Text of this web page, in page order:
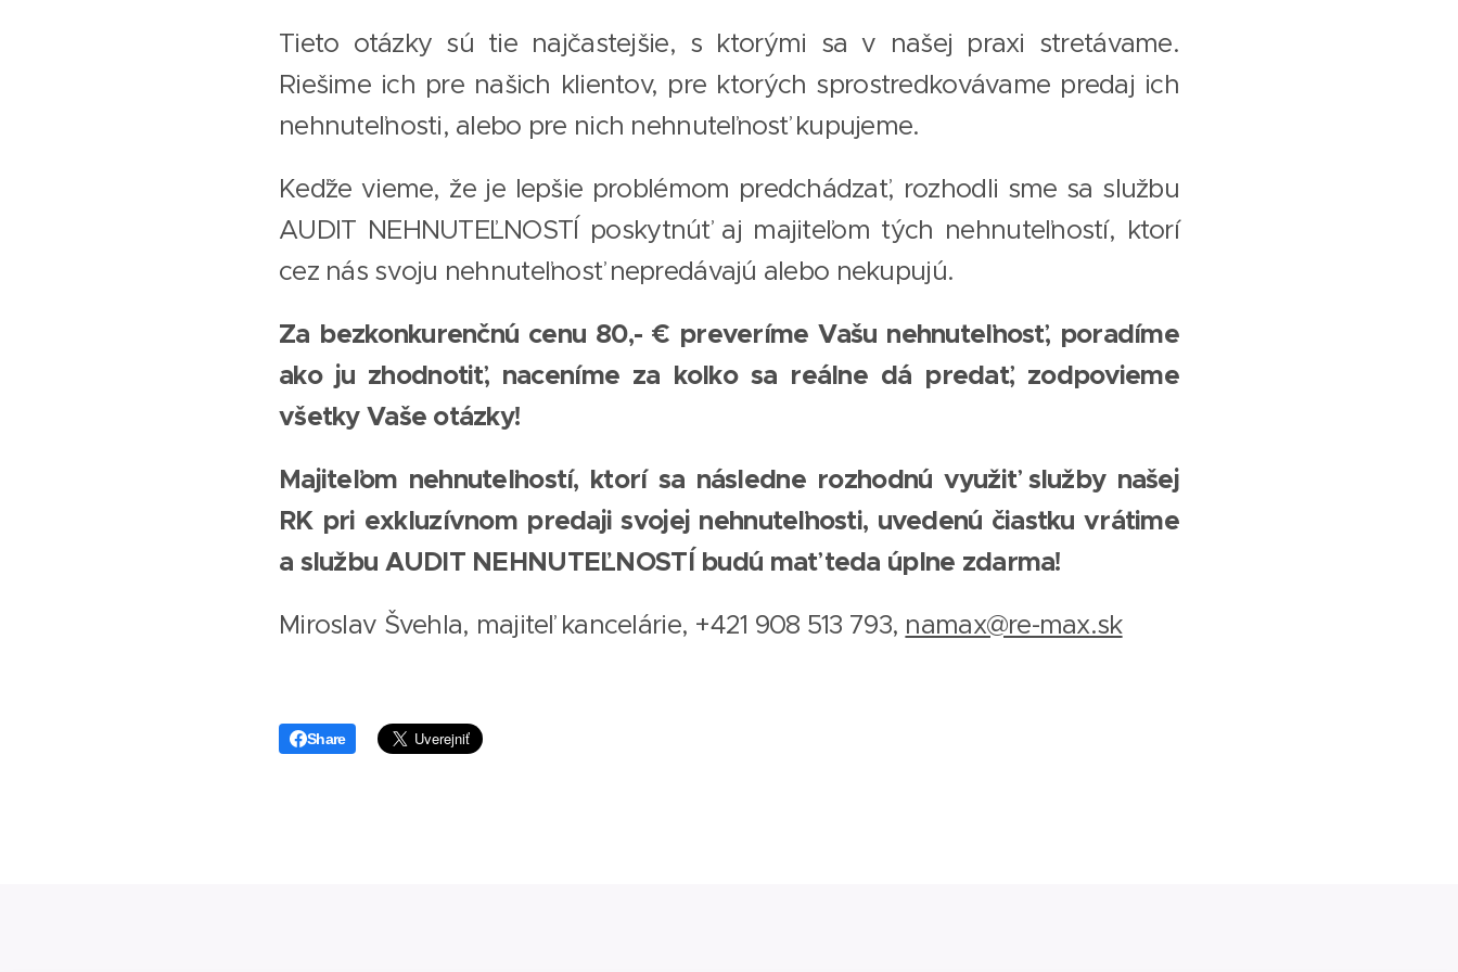
Tieto otázky sú tie najčastejšie, s ktorými sa v našej praxi stretávame.
Riešime ich pre našich klientov, pre ktorých sprostredkovávame predaj ich
nehnuteľnosti, alebo pre nich nehnuteľnosť kupujeme.
Keďže vieme, že je lepšie problémom predchádzať, rozhodli sme sa službu
AUDIT NEHNUTEĽNOSTÍ poskytnúť aj majiteľom tých nehnuteľností, ktorí
cez nás svoju nehnuteľnosť nepredávajú alebo nekupujú.
Za bezkonkurenčnú cenu 80,- € preveríme Vašu nehnuteľnosť, poradíme
ako ju zhodnotiť, naceníme za koľko sa reálne dá predať, zodpovieme
všetky Vaše otázky!
Majiteľom nehnuteľností, ktorí sa následne rozhodnú využiť služby našej
RK pri exkluzívnom predaji svojej nehnuteľnosti, uvedenú čiastku vrátime
a službu AUDIT NEHNUTEĽNOSTÍ budú mať teda úplne zdarma!
Miroslav Švehla, majiteľ kancelárie, +421 908 513 793, namax@re-max.sk
Share